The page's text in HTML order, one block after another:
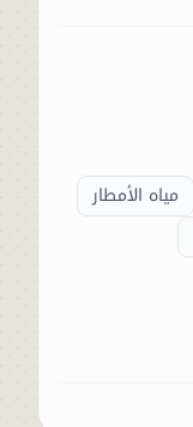
مياه الأمطار